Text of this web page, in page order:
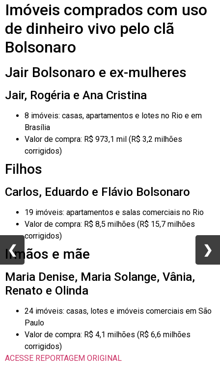
Imóveis comprados com uso
de dinheiro vivo pelo clã
Bolsonaro
Jair Bolsonaro e ex-mulheres
Jair, Rogéria e Ana Cristina
8 imóveis: casas, apartamentos e lotes no Rio e em
Brasília
Valor de compra: R$ 973,1 mil (R$ 3,2 milhões
corrigidos)
Filhos
Carlos, Eduardo e Flávio Bolsonaro
19 imóveis: apartamentos e salas comerciais no Rio
Valor de compra: R$ 8,5 milhões (R$ 15,7 milhões
corrigidos)
Irmãos e mãe
Maria Denise, Maria Solange, Vânia,
Renato e Olinda
24 imóveis: casas, lotes e imóveis comerciais em São
Paulo
Valor de compra: R$ 4,1 milhões (R$ 6,6 milhões
corrigidos)
ACESSE REPORTAGEM ORIGINAL
❮ ❯
❮ ❯